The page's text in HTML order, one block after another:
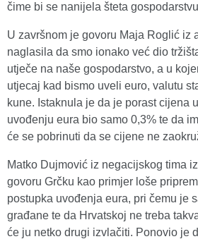
čime bi se nanijela šteta
U završnom je govoru Maja Roglić iz
naglasila da smo ionako već dio
utječe na naše gospodarstvo, a u
utjecaj kad bismo uveli euro, valutu
kune. Istaknula je da je porast cijena
uvođenju eura bio samo 0,3% te da
će se pobrinuti da se cijene ne
Matko Dujmović iz negacijskog tima
govoru Grčku kao primjer loše
postupka uvođenja eura, pri čemu je
građane te da Hrvatskoj ne treba
će ju netko drugi izvlačiti. Ponovio je